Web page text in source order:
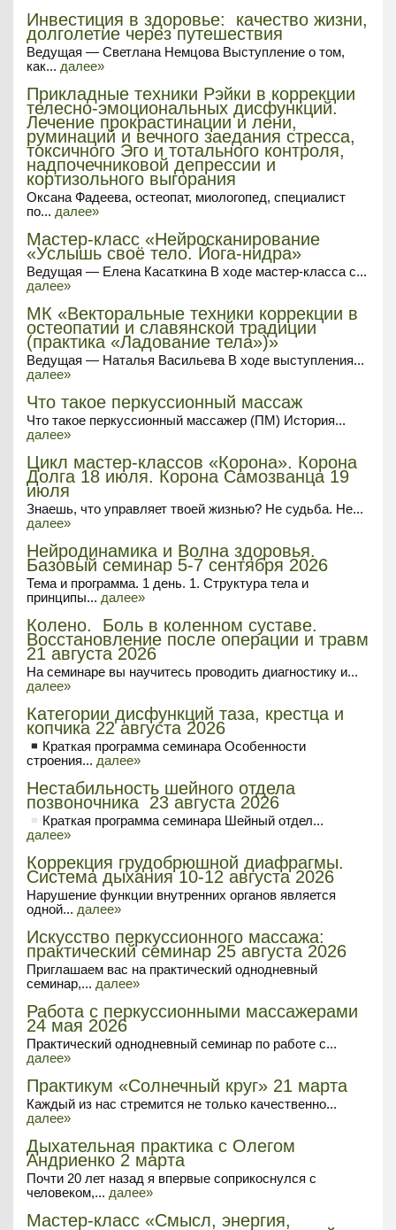
Инвестиция в здоровье: качество жизни,
долголетие через путешествия
Ведущая — Светлана Немцова Выступление о том,
как... далее»
Прикладные техники Рэйки в коррекции
телесно-эмоциональных дисфункций.
Лечение прокрастинации и лени,
руминаций и вечного заедания стресса,
токсичного Эго и тотального контроля,
надпочечниковой депрессии и
кортизольного выгорания
Оксана Фадеева, остеопат, миологопед, специалист
по... далее»
Мастер-класс «Нейросканирование
«Услышь своё тело. Йога-нидра»
Ведущая — Елена Касаткина В ходе мастер-класса с...
далее»
МК «Векторальные техники коррекции в
остеопатии и славянской традиции
(практика «Ладование тела»)»
Ведущая — Наталья Васильева В ходе выступления...
далее»
Что такое перкуссионный массаж
Что такое перкуссионный массажер (ПМ) История...
далее»
Цикл мастер-классов «Корона». Корона
Долга 18 июля. Корона Самозванца 19
июля
Знаешь, что управляет твоей жизнью? Не судьба. Не...
далее»
Нейродинамика и Волна здоровья.
Базовый семинар 5-7 сентября 2026
Тема и программа. 1 день. 1. Структура тела и
принципы... далее»
Колено. Боль в коленном суставе.
Восстановление после операции и травм
21 августа 2026
На семинаре вы научитесь проводить диагностику и...
далее»
Категории дисфункций таза, крестца и
копчика 22 августа 2026
Краткая программа семинара Особенности
строения... далее»
Нестабильность шейного отдела
позвоночника 23 августа 2026
Краткая программа семинара Шейный отдел...
далее»
Коррекция грудобрюшной диафрагмы.
Система дыхания 10-12 августа 2026
Нарушение функции внутренних органов является
одной... далее»
Искусство перкуссионного массажа:
практический семинар 25 августа 2026
Приглашаем вас на практический однодневный
семинар,... далее»
Работа с перкуссионными массажерами
24 мая 2026
Практический однодневный семинар по работе с...
далее»
Практикум «Солнечный круг» 21 марта
Каждый из нас стремится не только качественно...
далее»
Дыхательная практика с Олегом
Андриенко 2 марта
Почти 20 лет назад я впервые соприкоснулся с
человеком,... далее»
Мастер-класс «Смысл, энергия,